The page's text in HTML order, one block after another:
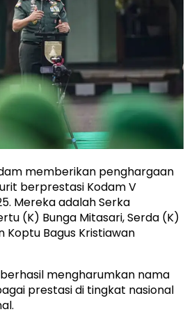
memberikan penghargaan
berprestasi Kodam V
Mereka adalah Serka
(K) Bunga Mitasari, Serda (K)
Koptu Bagus Kristiawan
mengharumkan nama
prestasi di tingkat nasional